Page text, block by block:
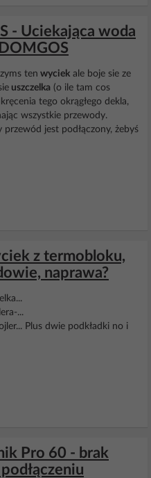
- Uciekająca woda
ten wyciek ale boje sie ze
uszczelka (o ile tam cos
tego okrągłego dekla,
wszystkie przewody.
jest podłączony, żebyś
z termobloku,
naprawa?
...
Plus dwie podkładki no i
Pro 60 - brak